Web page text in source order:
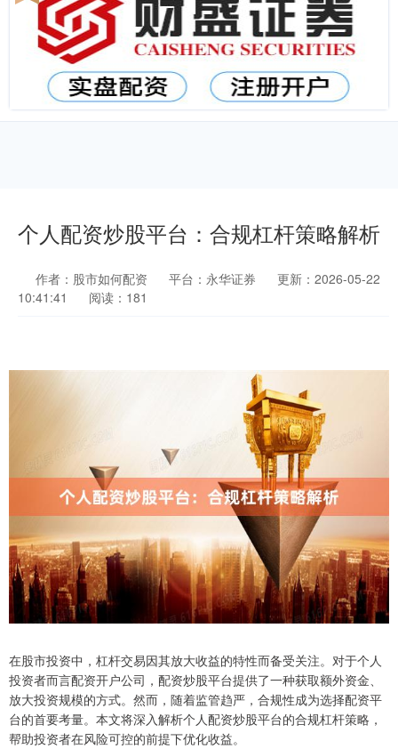
个人配资炒股平台：合规杠杆策略解析
作者：股市如何配资 平台：永华证券
更新：2026-05-22
10:41:41
阅读：181
在股市投资中，杠杆交易因其放大收益的特性而备受关注。对于个人
投资者而言配资开户公司，配资炒股平台提供了一种获取额外资金、
放大投资规模的方式。然而，随着监管趋严，合规性成为选择配资平
台的首要考量。本文将深入解析个人配资炒股平台的合规杠杆策略，
帮助投资者在风险可控的前提下优化收益。